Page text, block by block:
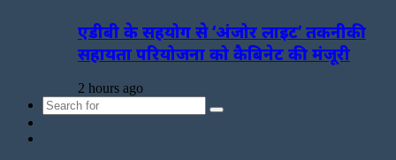
एडीबी के सहयोग से ‘अंजोर लाइट’ तकनीकी
सहायता परियोजना को कैबिनेट की मंजूरी
2 hours ago
Search